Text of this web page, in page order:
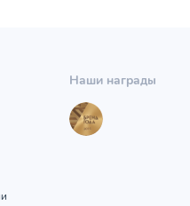
Наши награды